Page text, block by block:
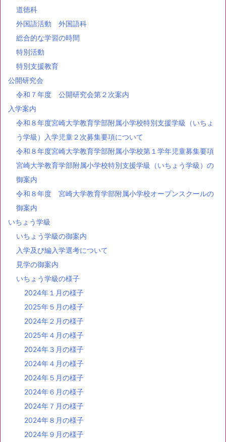
道徳科
外国語活動 外国語科
総合的な学習の時間
特別活動
特別支援教育
公開研究会
令和７年度 公開研究会第２次案内
入学案内
令和８年度宮崎大学教育学部附属小学校特別支援学級（いちょ
う学級）入学児童２次募集要項について
令和８年度宮崎大学教育学部附属小学校第１学年児童募集要項
宮崎大学教育学部附属小学校特別支援学級（いちょう学級）の
御案内
令和８年度 宮崎大学教育学部附属小学校オープンスクールの
御案内
いちょう学級
いちょう学級の御案内
入学及び編入学選考について
見学の御案内
いちょう学級の様子
2024年１月の様子
2025年５月の様子
2024年２月の様子
2025年４月の様子
2024年３月の様子
2024年４月の様子
2024年５月の様子
2024年６月の様子
2024年７月の様子
2024年８月の様子
2024年９月の様子